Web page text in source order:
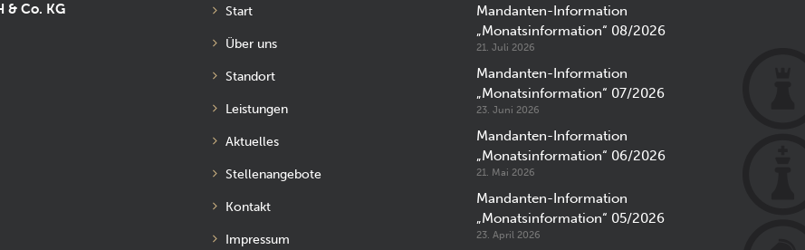
& Co. KG Start
Über uns
Standort
Leistungen
Aktuelles
Stellenangebote
Kontakt
Impressum
Mandanten-Information
„Monatsinformation“ 08/2026
21. Juli 2026
Mandanten-Information
„Monatsinformation“ 07/2026
23. Juni 2026
Mandanten-Information
„Monatsinformation“ 06/2026
21. Mai 2026
Mandanten-Information
„Monatsinformation“ 05/2026
23. April 2026